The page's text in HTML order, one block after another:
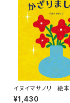
イヌイマサノリ 絵本
しょう」
¥1,430